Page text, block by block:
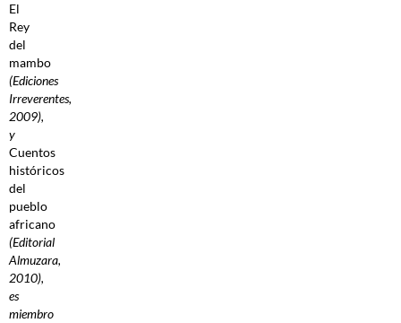
El
Rey
del
mambo
(Ediciones
Irreverentes,
2009),
y
Cuentos
históricos
del
pueblo
africano
(Editorial
Almuzara,
2010),
es
miembro